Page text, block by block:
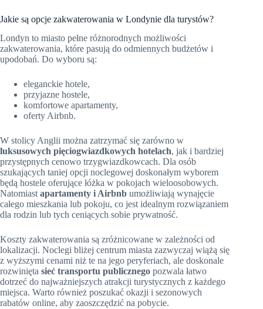
Jakie są opcje zakwaterowania w Londynie dla turystów?
Londyn to miasto pełne różnorodnych możliwości
zakwaterowania, które pasują do odmiennych budżetów i
upodobań. Do wyboru są:
eleganckie hotele,
przyjazne hostele,
komfortowe apartamenty,
oferty Airbnb.
W stolicy Anglii można zatrzymać się zarówno w
luksusowych pięciogwiazdkowych hotelach, jak i bardziej
przystępnych cenowo trzygwiazdkowcach. Dla osób
szukających taniej opcji noclegowej doskonałym wyborem
będą hostele oferujące łóżka w pokojach wieloosobowych.
Natomiast apartamenty i Airbnb umożliwiają wynajęcie
całego mieszkania lub pokoju, co jest idealnym rozwiązaniem
dla rodzin lub tych ceniących sobie prywatność.
Koszty zakwaterowania są zróżnicowane w zależności od
lokalizacji. Noclegi bliżej centrum miasta zazwyczaj wiążą się
z wyższymi cenami niż te na jego peryferiach, ale doskonale
rozwinięta sieć transportu publicznego pozwala łatwo
dotrzeć do najważniejszych atrakcji turystycznych z każdego
miejsca. Warto również poszukać okazji i sezonowych
rabatów online, aby zaoszczędzić na pobycie.